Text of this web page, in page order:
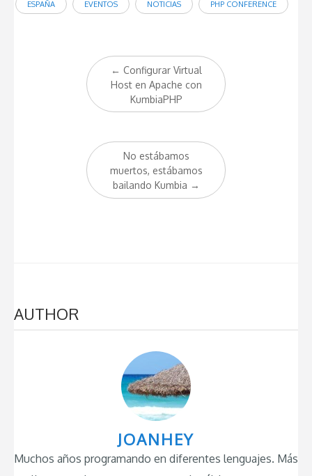
ESPAÑA EVENTOS NOTICIAS PHP CONFERENCE
navigation
← Configurar Virtual
Host en Apache con
KumbiaPHP
No estábamos
muertos, estábamos
bailando Kumbia →
AUTHOR
JOANHEY
Muchos años programando en diferentes lenguajes. Más